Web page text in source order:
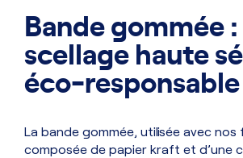
Bande gommée
scellage haute
éco-responsable
La bande gommée, utilisée avec nos
composée de papier kraft et d’une